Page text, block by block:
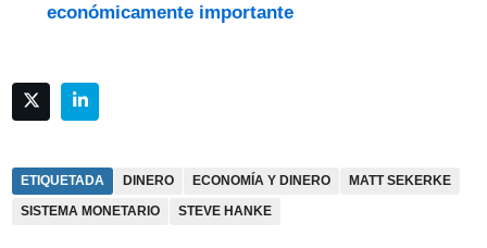
económicamente importante
ETIQUETADA DINERO ECONOMÍA Y DINERO
MATT SEKERKE
SISTEMA MONETARIO
STEVE HANKE